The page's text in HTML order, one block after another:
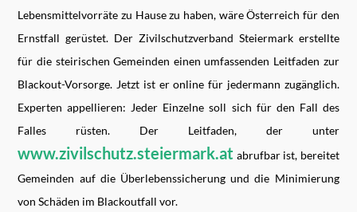
Lebensmittelvorräte zu Hause zu haben, wäre Österreich für den
Ernstfall gerüstet. Der Zivilschutzverband Steiermark erstellte
für die steirischen Gemeinden einen umfassenden Leitfaden zur
Blackout-Vorsorge. Jetzt ist er online für jedermann zugänglich.
Experten appellieren: Jeder Einzelne soll sich für den Fall des
Falles rüsten. Der Leitfaden, der unter
www.zivilschutz.steiermark.at abrufbar ist, bereitet
Gemeinden auf die Überlebenssicherung und die Minimierung
von Schäden im Blackoutfall vor.